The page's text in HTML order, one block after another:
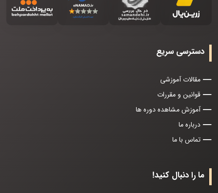
دسترسی سریع
مقالات آموزشی
قوانین و مقررات
آموزش مشاهده دوره ها
درباره ما
تماس با ما
ما را دنبال کنید!